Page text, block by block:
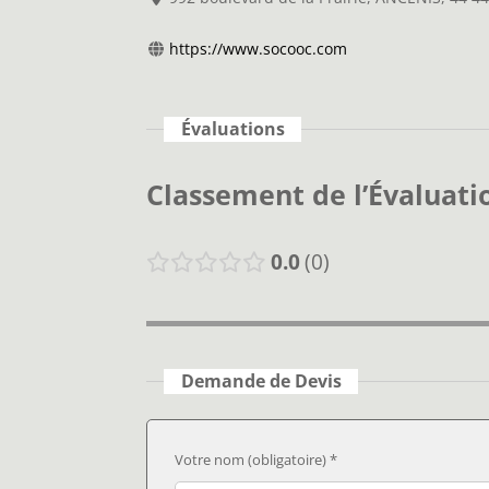
https://www.socooc.com
Évaluations
Classement de
0.0 0
Demande de Devis
Votre nom (obligatoire) *